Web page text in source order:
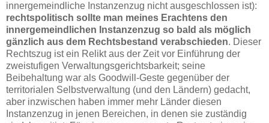
innergemeindliche Instanzenzug nicht ausgeschlossen ist):
rechtspolitisch sollte man meines Erachtens den
innergemeindlichen Instanzenzug so bald als möglich
gänzlich aus dem Rechtsbestand verabschieden. Dieser
Rechtszug ist ein Relikt aus der Zeit vor Einführung der
zweistufigen Verwaltungsgerichtsbarkeit; seine
Beibehaltung war als Goodwill-Geste gegenüber der
territorialen Selbstverwaltung (und den Ländern) gedacht,
aber inzwischen haben immer mehr Länder diesen
Instanzenzug in jenen Bereichen, in denen sie zuständig